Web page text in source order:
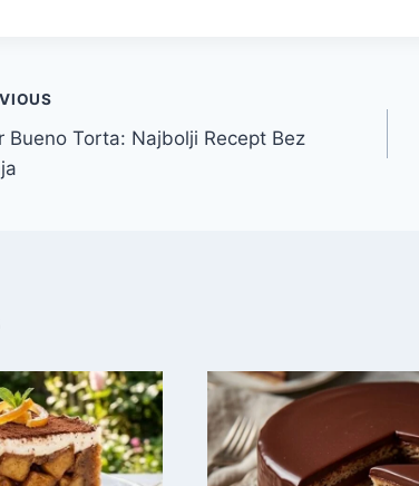
Bueno Torta: Najbolji Recept Bez